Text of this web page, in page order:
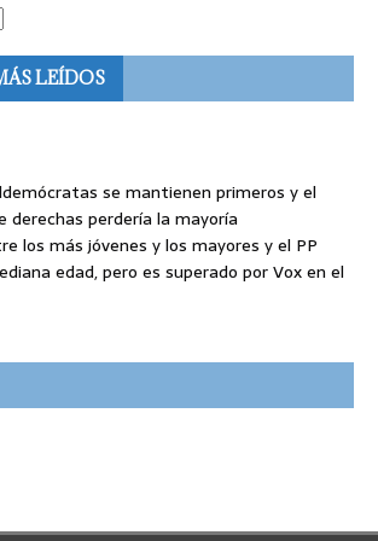
LEÍDOS
se mantienen primeros y el
derechas perdería la mayoría
los más jóvenes y los mayores y el PP
edad, pero es superado por Vox en el